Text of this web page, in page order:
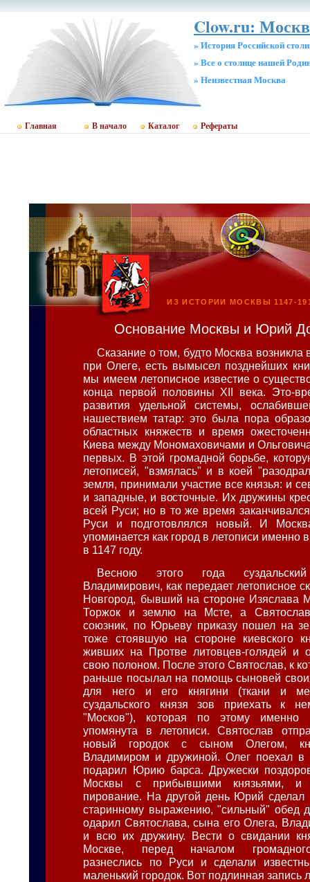
Clow.ru:
» История Российской
» Все о столице нашей
» Неизвестная Москва
Главная В начало Каталог Рефераты
ИЗ ИСТОРИИ МОСКВЫ 1147-
Основание Москвы и Юрий
Сказание о том, будто Москва возникла
при Олеге, есть вымысел позднейших
мы имеем летописное известие о
конца первой половины XII века. Это-
развития удельной системы,
нашествием татар: это была пора
областных княжеств и время
Киева между Мономаховичами и
первых. В этой громадной борьбе,
летописей, "взмялась" и в коей
земля, принимали участие все князья: и
и западные, и восточные. Их дружины
всей Руси; но в то же время
Руси и подготовлялся новый. И
упоминается как город в летописи именно
в 1147 году.
Весною этого года
Владимирович, как передает летописное
Новгород, бывший на стороне Изяслава
Торжок и землю на Мсте, а
союзник, по Юрьеву приказу пошел на
тоже стоявшую на стороне киевского
живших на Протве литовцев-голядей и
свою полоном. После этого Святослав, к
раньше посылал на помощь сыновей
для него и его княгини (ткани и
суздальского князя зов приехать к
"Москов"), которая по этому именно
упомянута в летописи. Святослав
новый городок с сыном Олегом,
Владимиром и дружиной. Олег поехал в
подарил Юрию барса. Дружески
Москвы с прибывшими князьями, и
пирование. На другой день Юрий
старинному выражению, "сильный" обед
одарил Святослава, сына его Олега,
и всю их дружину. Вести о свидании
Москве, перед началом
разнеслись по Руси и сделали
маленький городок. Вот подлинная запись